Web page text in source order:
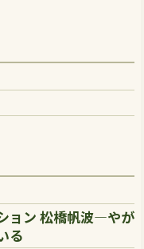
ョン 松橋帆波―やが
る